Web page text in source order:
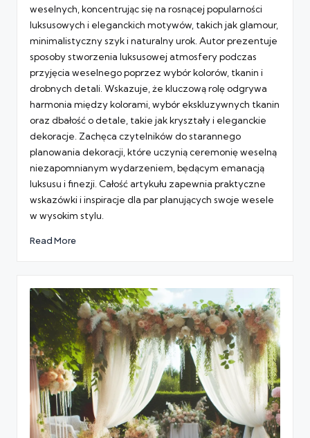
weselnych, koncentrując się na rosnącej popularności
luksusowych i eleganckich motywów, takich jak glamour,
minimalistyczny szyk i naturalny urok. Autor prezentuje
sposoby stworzenia luksusowej atmosfery podczas
przyjęcia weselnego poprzez wybór kolorów, tkanin i
drobnych detali. Wskazuje, że kluczową rolę odgrywa
harmonia między kolorami, wybór ekskluzywnych tkanin
oraz dbałość o detale, takie jak kryształy i eleganckie
dekoracje. Zachęca czytelników do starannego
planowania dekoracji, które uczynią ceremonię weselną
niezapomnianym wydarzeniem, będącym emanacją
luksusu i finezji. Całość artykułu zapewnia praktyczne
wskazówki i inspiracje dla par planujących swoje wesele
w wysokim stylu.
Read More